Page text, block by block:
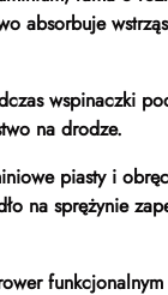
absorbuje
wspinaczki
na drodze.
piasty i
na sprężynie